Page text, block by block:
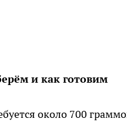
и как готовим
около 700